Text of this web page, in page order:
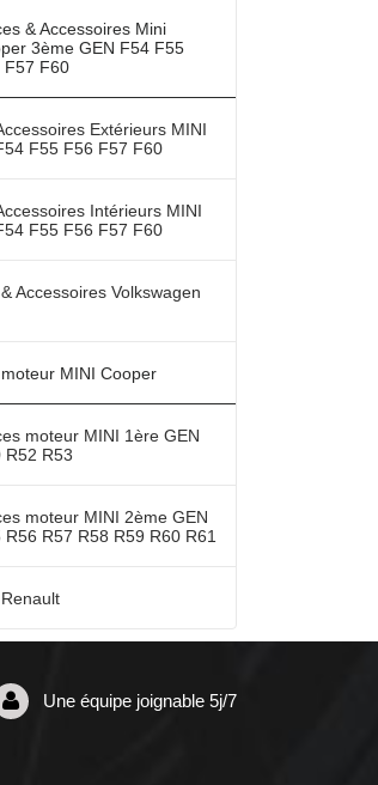
& Accessoires Mini
3ème GEN F54 F55
F57 F60
Extérieurs MINI
F55 F56 F57 F60
Intérieurs MINI
F55 F56 F57 F60
Accessoires Volkswagen
MINI Cooper
moteur MINI 1ère GEN
R52 R53
moteur MINI 2ème GEN
R56 R57 R58 R59 R60 R61
Une équipe joignable 5j/7